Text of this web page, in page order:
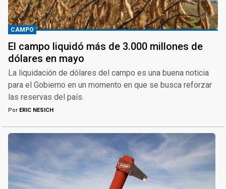
CAMPO
El campo liquidó más de 3.000 millones de
dólares en mayo
La liquidación de dólares del campo es una buena noticia
para el Gobierno en un momento en que se busca reforzar
las reservas del país.
Por ERIC NESICH